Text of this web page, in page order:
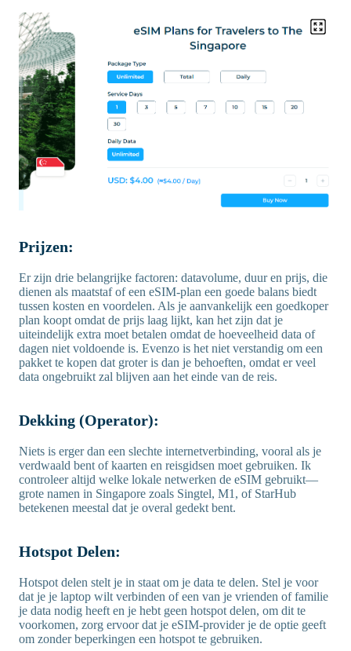
Prijzen:
Er zijn drie belangrijke factoren: datavolume, duur en prijs, die
dienen als maatstaf of een eSIM-plan een goede balans biedt
tussen kosten en voordelen. Als je aanvankelijk een goedkoper
plan koopt omdat de prijs laag lijkt, kan het zijn dat je
uiteindelijk extra moet betalen omdat de hoeveelheid data of
dagen niet voldoende is. Evenzo is het niet verstandig om een
pakket te kopen dat groter is dan je behoeften, omdat er veel
data ongebruikt zal blijven aan het einde van de reis.
Dekking (Operator):
Niets is erger dan een slechte internetverbinding, vooral als je
verdwaald bent of kaarten en reisgidsen moet gebruiken. Ik
controleer altijd welke lokale netwerken de eSIM gebruikt—
grote namen in Singapore zoals Singtel, M1, of StarHub
betekenen meestal dat je overal gedekt bent.
Hotspot Delen:
Hotspot delen stelt je in staat om je data te delen. Stel je voor
dat je je laptop wilt verbinden of een van je vrienden of familie
je data nodig heeft en je hebt geen hotspot delen, om dit te
voorkomen, zorg ervoor dat je eSIM-provider je de optie geeft
om zonder beperkingen een hotspot te gebruiken.